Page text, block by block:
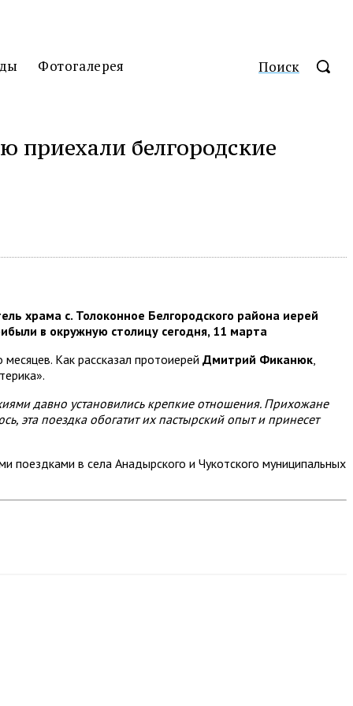
Фотогалерея Поиск
белгородские
храма с. Толоконное Белгородского района иерей
в окружную столицу сегодня, 11 марта
Как рассказал протоиерей Дмитрий Фиканюк
давно установились крепкие отношения. Прихожане
эта поездка обогатит их пастырский опыт и принесет
поездками в села Анадырского и Чукотского муниципальных